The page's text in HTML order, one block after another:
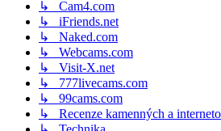
↳ Cam4.com
↳ iFriends.net
↳ Naked.com
↳ Webcams.com
↳ Visit-X.net
↳ 777livecams.com
↳ 99cams.com
↳ Recenze kamenných a